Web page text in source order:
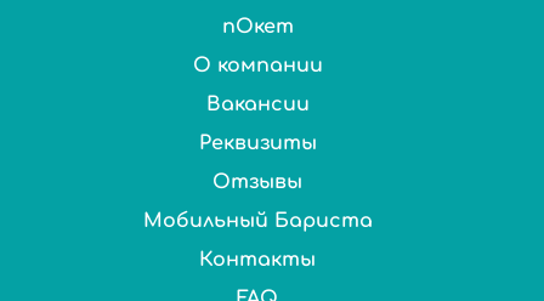
пОкет
О компании
Вакансии
Реквизиты
Отзывы
Мобильный Бариста
Контакты